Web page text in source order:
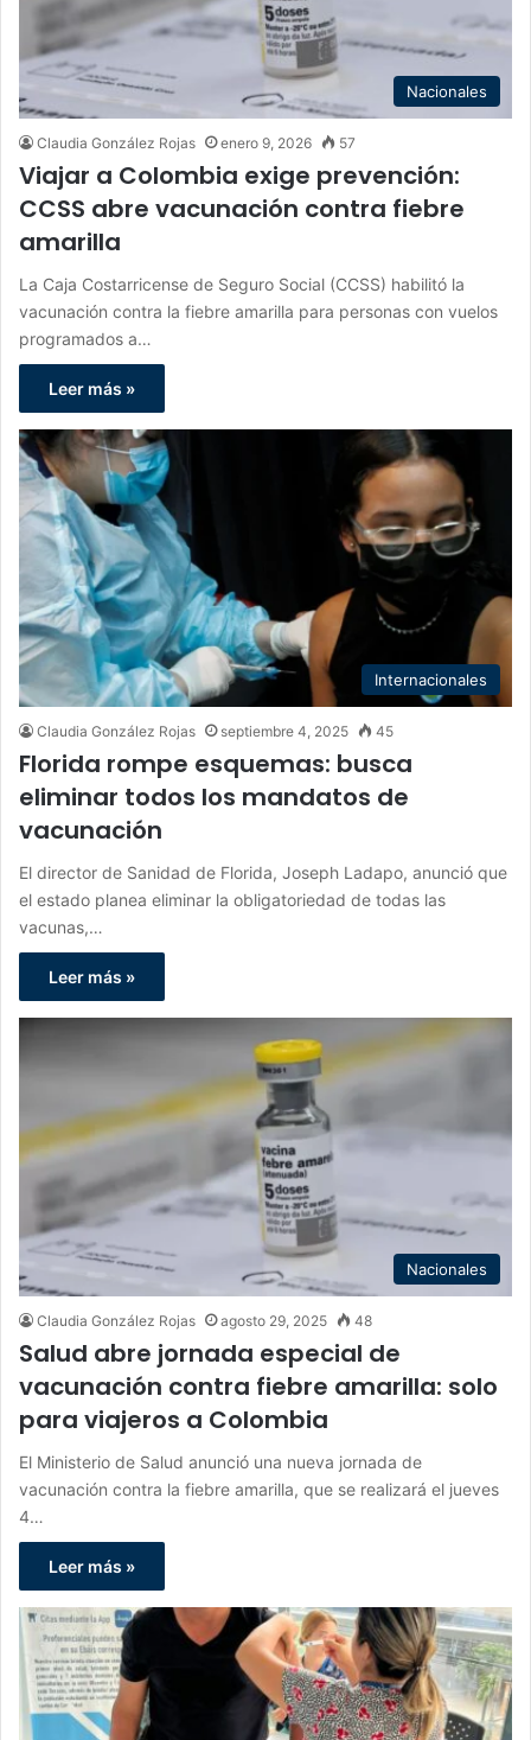
Nacionales
Claudia González Rojas enero 9, 2026 57
Viajar a Colombia exige prevención:
CCSS abre vacunación contra fiebre
amarilla
La Caja Costarricense de Seguro Social (CCSS) habilitó la
vacunación contra la fiebre amarilla para personas con vuelos
programados a…
Leer más »
Internacionales
Claudia González Rojas septiembre 4, 2025 45
Florida rompe esquemas: busca
eliminar todos los mandatos de
vacunación
El director de Sanidad de Florida, Joseph Ladapo, anunció que
el estado planea eliminar la obligatoriedad de todas las
vacunas,…
Leer más »
Nacionales
Claudia González Rojas agosto 29, 2025 48
Salud abre jornada especial de
vacunación contra fiebre amarilla: solo
para viajeros a Colombia
El Ministerio de Salud anunció una nueva jornada de
vacunación contra la fiebre amarilla, que se realizará el jueves
4…
Leer más »